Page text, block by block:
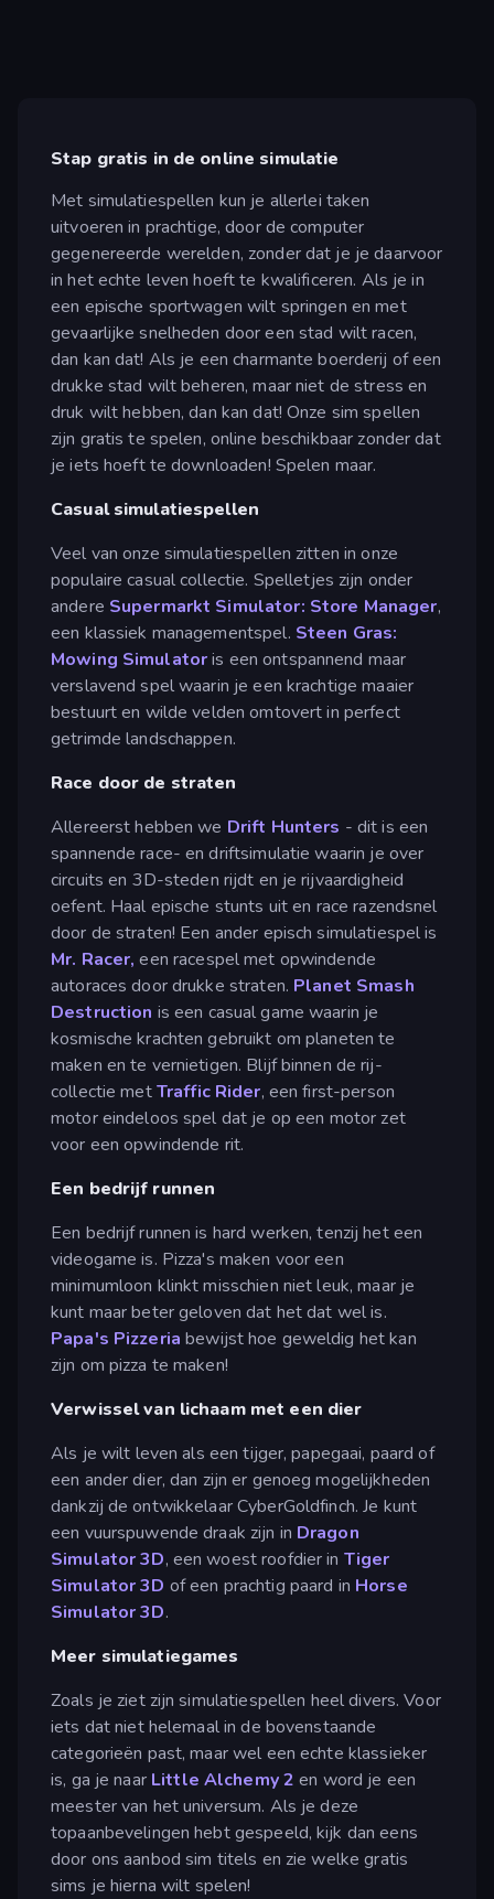
Stap gratis in de online simulatie
Met simulatiespellen kun je allerlei taken
uitvoeren in prachtige, door de computer
gegenereerde werelden, zonder dat je je daarvoor
in het echte leven hoeft te kwalificeren. Als je in
een epische sportwagen wilt springen en met
gevaarlijke snelheden door een stad wilt racen,
dan kan dat! Als je een charmante boerderij of een
drukke stad wilt beheren, maar niet de stress en
druk wilt hebben, dan kan dat! Onze sim spellen
zijn gratis te spelen, online beschikbaar zonder dat
je iets hoeft te downloaden! Spelen maar.
Casual simulatiespellen
Veel van onze simulatiespellen zitten in onze
populaire casual collectie. Spelletjes zijn onder
andere Supermarkt Simulator: Store Manager,
een klassiek managementspel. Steen Gras:
Mowing Simulatoris een ontspannend maar
verslavend spel waarin je een krachtige maaier
bestuurt en wilde velden omtovert in perfect
getrimde landschappen.
Race door de straten
Allereerst hebben we Drift Hunters - dit is een
spannende race- en driftsimulatie waarin je over
circuits en 3D-steden rijdt en je rijvaardigheid
oefent. Haal epische stunts uit en race razendsnel
door de straten! Een ander episch simulatiespel is
Mr. Racer, een racespel met opwindende
autoraces door drukke straten. Planet Smash
Destruction is een casual game waarin je
kosmische krachten gebruikt om planeten te
maken en te vernietigen. Blijf binnen de rij-
collectie metTraffic Rider, een first-person
motor eindeloos spel dat je op een motor zet
voor een opwindende rit.
Een bedrijf runnen
Een bedrijf runnen is hard werken, tenzij het een
videogame is. Pizza's maken voor een
minimumloon klinkt misschien niet leuk, maar je
kunt maar beter geloven dat het dat wel is.
Papa's Pizzeria bewijst hoe geweldig het kan
zijn om pizza te maken!
Verwissel van lichaam met een dier
Als je wilt leven als een tijger, papegaai, paard of
een ander dier, dan zijn er genoeg mogelijkheden
dankzij de ontwikkelaar CyberGoldfinch. Je kunt
een vuurspuwende draak zijn in Dragon
Simulator 3D, een woest roofdier in Tiger
Simulator 3D of een prachtig paard in Horse
Simulator 3D.
Meer simulatiegames
Zoals je ziet zijn simulatiespellen heel divers. Voor
iets dat niet helemaal in de bovenstaande
categorieën past, maar wel een echte klassieker
is, ga je naar Little Alchemy 2 en word je een
meester van het universum. Als je deze
topaanbevelingen hebt gespeeld, kijk dan eens
door ons aanbod sim titels en zie welke gratis
sims je hierna wilt spelen!